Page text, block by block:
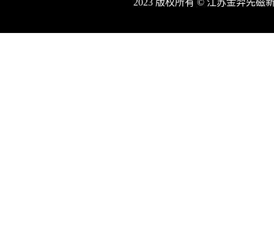
2023 版权所有 © 江苏金羿先磁